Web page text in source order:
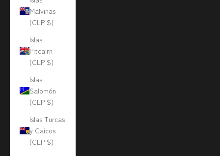
Malvinas
(CLP $)
Islas
Pitcairn
(CLP $)
Islas
Salomón
(CLP $)
Islas Turcas
y Caicos
(CLP $)